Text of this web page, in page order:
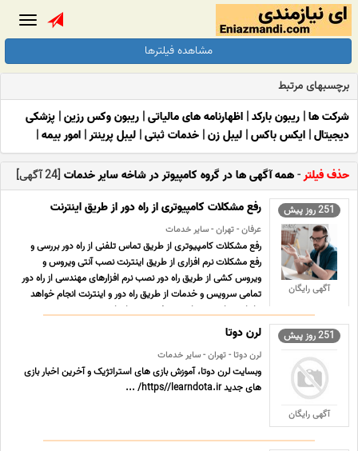
مشاهده فیلترها
برچسبهای مرتبط
شرکت ها| ریبون بارکد| اظهارنامه های مالیاتی| ریبون وکس رزین| پزشکی
دیجیتال| ایکس باکس| لیبل زن| خدمات ثبتی| لیبل پرینتر| امور بیمه|
حذف فیلتر-همه آگهی ها در گروه کامپیوتر در شاخه سایر خدمات [24 آگهی]
251 روز پیش
آگهی رایگان
رفع مشکلات کامپیوتری از راه دور از طریق اینترنت
عرفان - تهران - سایر خدمات
رفع مشکلات کامپیوتری از طریق تماس تلفنی از راه دور بررسی و
رفع مشکلات نرم افزاری از طریق اینترنت نصب آنتی ویروس و
ویروس کشی از طریق راه دور نصب نرم افزارهای مهندسی از راه دور
تمامی سرویس و خدمات از طریق راه دور و اینترنت انجام خواهد
بنابراین نیازی به مراجعه حضوری و جابجایی نیست. ... ...
251 روز پیش
آگهی رایگان
لرن دوتا
لرن دوتا - تهران - سایر خدمات
وبسایت لرن دوتا، آموزش بازی های استراتژیک و آخرین اخبار بازی
های جدید https//learndota.ir/ ...